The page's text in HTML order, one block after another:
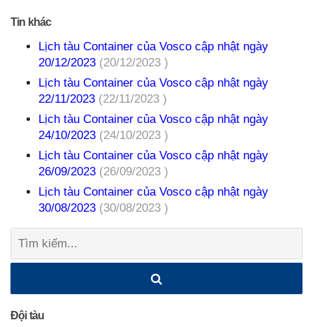
Tin khác
Lịch tàu Container của Vosco cập nhật ngày
20/12/2023 (20/12/2023 )
Lịch tàu Container của Vosco cập nhật ngày
22/11/2023 (22/11/2023 )
Lịch tàu Container của Vosco cập nhật ngày
24/10/2023 (24/10/2023 )
Lịch tàu Container của Vosco cập nhật ngày
26/09/2023 (26/09/2023 )
Lịch tàu Container của Vosco cập nhật ngày
30/08/2023 (30/08/2023 )
Tìm
kiếm:
Đội tàu